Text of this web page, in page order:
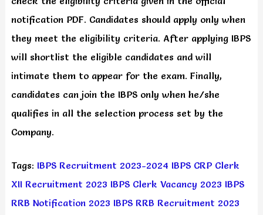
notification PDF. Candidates should apply only when
they meet the eligibility criteria. After applying IBPS
will shortlist the eligible candidates and will
intimate them to appear for the exam. Finally,
candidates can join the IBPS only when he/she
qualifies in all the selection process set by the
Company.
Tags: IBPS Recruitment 2023-2024 IBPS CRP Clerk
XII Recruitment 2023 IBPS Clerk Vacancy 2023 IBPS
RRB Notification 2023 IBPS RRB Recruitment 2023